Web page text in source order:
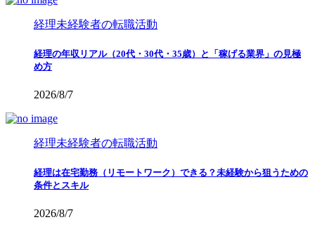
経理未経験者の転職活動
経理の年収リアル（20代・30代・35歳）と「稼げる業界」の見極
め方
2026/8/7
経理未経験者の転職活動
経理は在宅勤務（リモートワーク）できる？未経験から狙うための
条件とスキル
2026/8/7